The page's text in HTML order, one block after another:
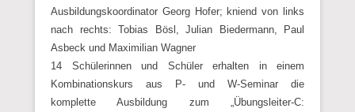
Ausbildungskoordinator Georg Hofer; kniend von links
nach rechts: Tobias Bösl, Julian Biedermann, Paul
Asbeck und Maximilian Wagner
14 Schülerinnen und Schüler erhalten in einem
Kombinationskurs aus P- und W-Seminar die
komplette Ausbildung zum „Übungsleiter-C: